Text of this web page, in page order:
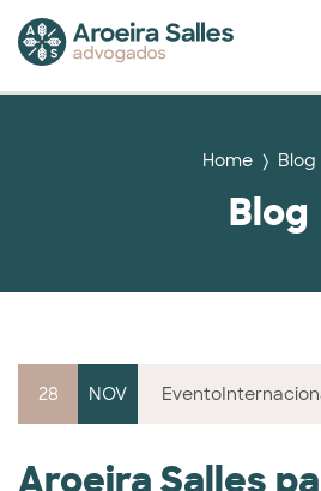
Home Blog
Blog
28 NOV Evento
Aroeira Salles